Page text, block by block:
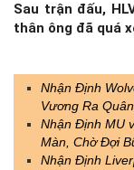
Sau trận đấu,
thân ông đã quá
Nhận Định
Vương Ra
Nhận Định MU
Màn, Chờ Đợi
Nhận Định